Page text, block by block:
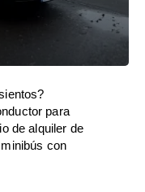
para
de alquiler de
con